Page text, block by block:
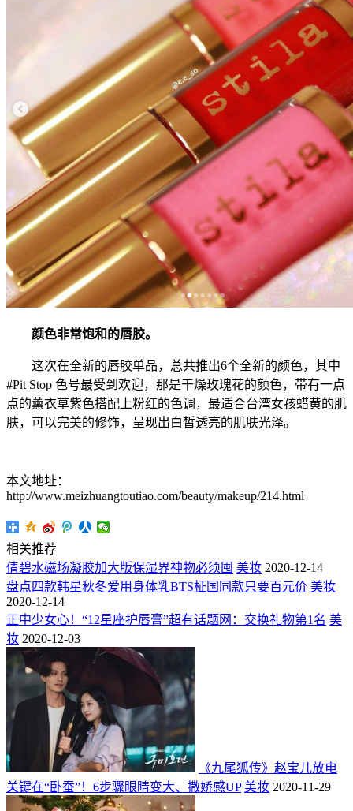
颜色非常饱和的唇胶。
这次在全新的唇胶单品，总共推出6个全新的颜色，其中
#Pit Stop 色号最受到欢迎，那是干燥玫瑰花的颜色，带有一点
点的薰衣草紫色搭配上粉红的色调，最适合台湾女孩蜡黄的肌
肤，可以完美的修饰，呈现出白皙透亮的肌肤光泽。
本文地址：
http://www.meizhuangtoutiao.com/beauty/makeup/214.html
相关推荐
倩碧水磁场凝胶加大版保湿界神物必须囤 美妆 2020-12-14
盘点四款韩星秋冬爱用身体乳BTS柾国同款只要百元价 美妆
2020-12-14
正中少女心！“12星座护唇膏”超有话题网：交换礼物第1名 美
妆 2020-12-03
《九尾狐传》赵宝儿放电
关键在“卧蚕”！6步骤眼睛变大、撒娇感UP 美妆 2020-11-29